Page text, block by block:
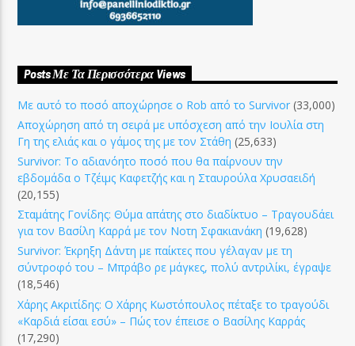
Posts Με Τα Περισσότερα Views
Με αυτό το ποσό αποχώρησε ο Rob από το Survivor (33,000)
Αποχώρηση από τη σειρά με υπόσχεση από την Ιουλία στη
Γη της ελιάς και ο γάμος της με τον Στάθη (25,633)
Survivor: Το αδιανόητο ποσό που θα παίρνουν την
εβδομάδα ο Τζέιμς Καφετζής και η Σταυρούλα Χρυσαειδή
(20,155)
Σταμάτης Γονίδης: Θύμα απάτης στο διαδίκτυο – Τραγουδάει
για τον Βασίλη Καρρά με τον Νοτη Σφακιανάκη (19,628)
Survivor: Έκρηξη Δάντη με παίκτες που γέλαγαν με τη
σύντροφό του – Μπράβο ρε μάγκες, πολύ αντριλίκι, έγραψε
(18,546)
Χάρης Ακριτίδης: Ο Χάρης Κωστόπουλος πέταξε το τραγούδι
«Καρδιά είσαι εσύ» – Πώς τον έπεισε ο Βασίλης Καρράς
(17,290)